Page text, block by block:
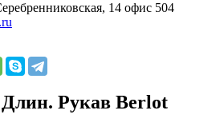
14 офис 504
Рукав Berlot